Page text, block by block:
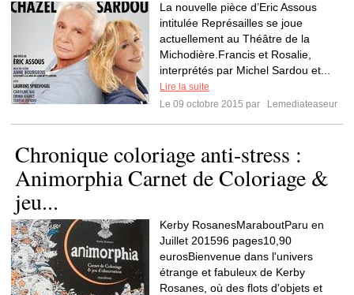
La nouvelle pièce d’Eric Assous
intitulée Représailles se joue
actuellement au Théâtre de la
Michodière.Francis et Rosalie,
interprétés par Michel Sardou et...
Lire la suite
Le 09 octobre 2015 par
Lemediateaseur
Chronique coloriage anti-stress :
Animorphia Carnet de Coloriage &
jeu...
Kerby RosanesMaraboutParu en
Juillet 201596 pages10,90
eurosBienvenue dans l'univers
étrange et fabuleux de Kerby
Rosanes, où des flots d'objets et